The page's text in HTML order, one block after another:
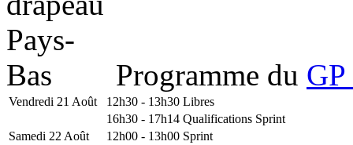
Programme du
Vendredi 21 Août 12h30 - 13h30 Libres
16h30 - 17h14 Qualifications Sprint
Samedi 22 Août
12h00 - 13h00 Sprint